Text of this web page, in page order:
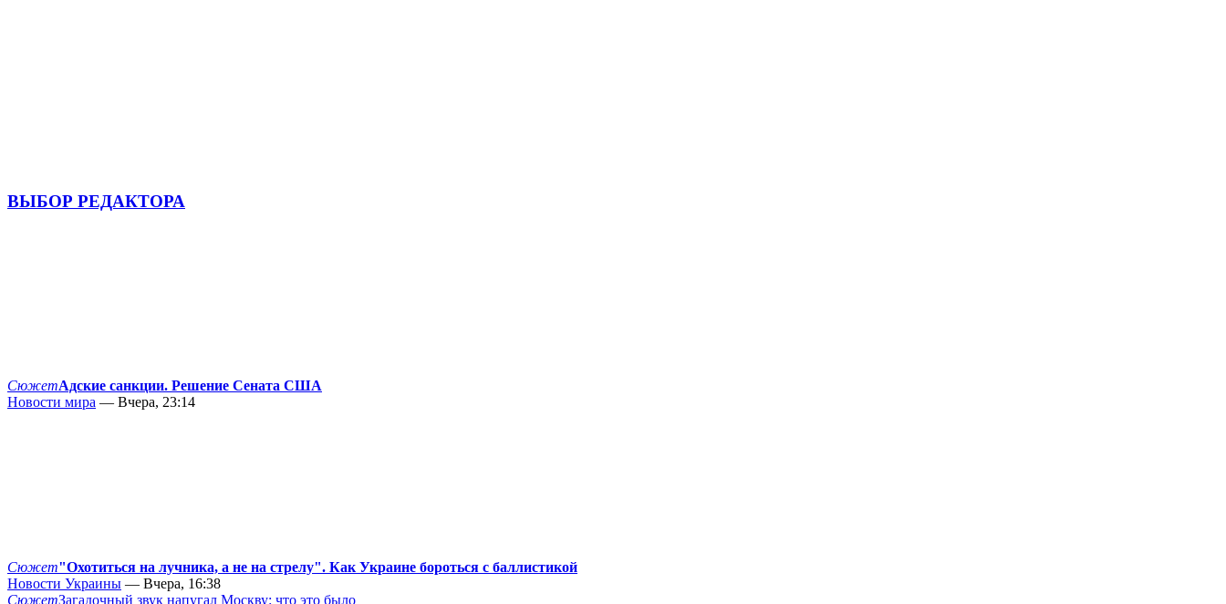
ВЫБОР РЕДАКТОРА
СюжетАдские санкции. Решение Сената США
Новости мира — Вчера, 23:14
Сюжет"Охотиться на лучника, а не на стрелу". Как Украине бороться с баллистикой
Новости Украины — Вчера, 16:38
СюжетЗагадочный звук напугал Москву: что это было